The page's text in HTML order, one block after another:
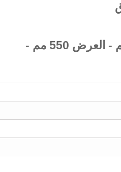
الأبعاد : الطول 438 مم - العرض 550 مم -